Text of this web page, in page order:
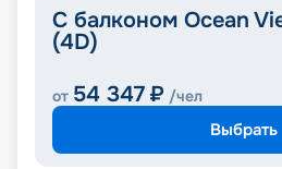
С балконом Ocean
(4D)
от 54 347 ₽ /чел
Выбрать